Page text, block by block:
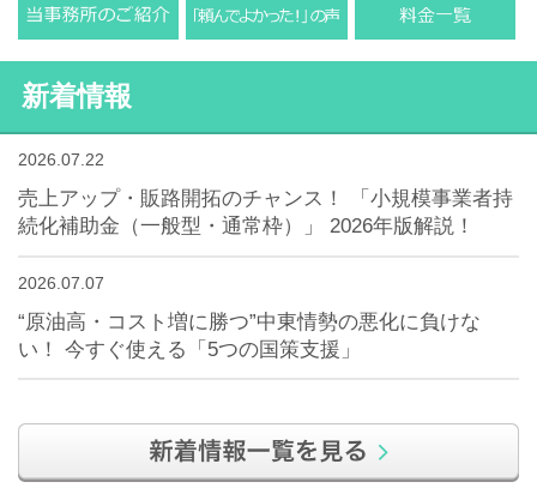
新着情報
2026.07.22
売上アップ・販路開拓のチャンス！ 「小規模事業者持
続化補助金（一般型・通常枠）」 2026年版解説！
2026.07.07
“原油高・コスト増に勝つ”中東情勢の悪化に負けな
い！ 今すぐ使える「5つの国策支援」